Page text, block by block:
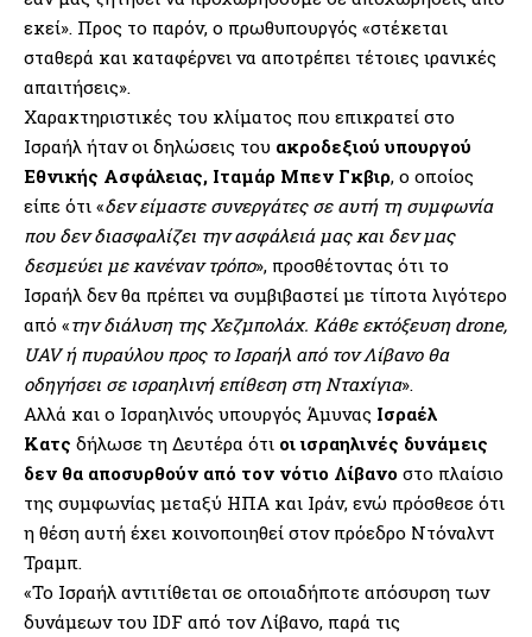
εκεί». Προς το παρόν, ο πρωθυπουργός «στέκεται
σταθερά και καταφέρνει να αποτρέπει τέτοιες ιρανικές
απαιτήσεις».
Χαρακτηριστικές του κλίματος που επικρατεί στο
Ισραήλ ήταν οι δηλώσεις του ακροδεξιού υπουργού
Εθνικής Ασφάλειας, Ιταμάρ Μπεν Γκβιρ, ο οποίος
είπε ότι «δεν είμαστε συνεργάτες σε αυτή τη συμφωνία
που δεν διασφαλίζει την ασφάλειά μας και δεν μας
δεσμεύει με κανέναν τρόπο», προσθέτοντας ότι το
Ισραήλ δεν θα πρέπει να συμβιβαστεί με τίποτα λιγότερο
από «την διάλυση της Χεζμπολάχ. Κάθε εκτόξευση drone,
UAV ή πυραύλου προς το Ισραήλ από τον Λίβανο θα
οδηγήσει σε ισραηλινή επίθεση στη Νταχίγια».
Αλλά και ο Ισραηλινός υπουργός Άμυνας Ισραέλ
Κατς δήλωσε τη Δευτέρα ότι οι ισραηλινές δυνάμεις
δεν θα αποσυρθούν από τον νότιο Λίβανο στο πλαίσιο
της συμφωνίας μεταξύ ΗΠΑ και Ιράν, ενώ πρόσθεσε ότι
η θέση αυτή έχει κοινοποιηθεί στον πρόεδρο Ντόναλντ
Τραμπ.
«Το Ισραήλ αντιτίθεται σε οποιαδήποτε απόσυρση των
δυνάμεων του IDF από τον Λίβανο, παρά τις